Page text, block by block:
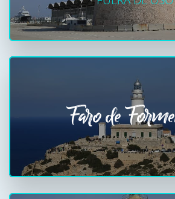
Faro de